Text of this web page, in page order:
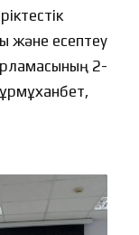
және есептеу
2-